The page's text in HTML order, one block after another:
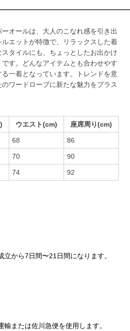
オールは、大人のこなれ感を引き出
エットが特徴で、リラックスした着
タイルにも、ちょっとしたお出かけ
す。どんなアイテムとも合わせやす
一着となっています。トレンドを意
ワードローブに新たな魅力をプラス
ウエスト(cm) 座席周り(cm)
68 86
70 90
74 92
立から7日間〜21日間になります。
または佐川急便を使用します。